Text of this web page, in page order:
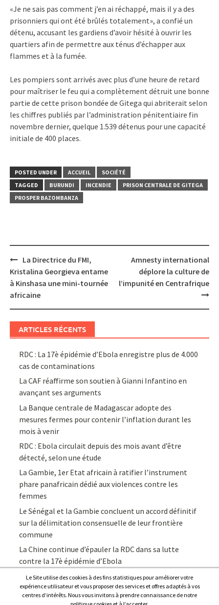
«Je ne sais pas comment j’en ai réchappé, mais il y a des
prisonniers qui ont été brûlés totalement», a confié un
détenu, accusant les gardiens d’avoir hésité à ouvrir les
quartiers afin de permettre aux ténus d’échapper aux
flammes et à la fumée.
Les pompiers sont arrivés avec plus d’une heure de retard
pour maîtriser le feu qui a complètement détruit une bonne
partie de cette prison bondée de Gitega qui abriterait selon
les chiffres publiés par l’administration pénitentiaire fin
novembre dernier, quelque 1.539 détenus pour une capacité
initiale de 400 places.
POSTED UNDER ACCUEIL
SOCIÉTÉ
TAGGED
BURUNDI INCENDIE
PRISON CENTRALE DE GITEGA
PROSPER BAZOMBANZA
Post
navigation
La Directrice du FMI,
Kristalina Georgieva entame
à Kinshasa une mini-tournée
africaine
Amnesty international
déplore la culture de
l’impunité en Centrafrique
ARTICLES RÉCENTS
RDC : La 17è épidémie d’Ebola enregistre plus de 4.000
cas de contaminations
La CAF réaffirme son soutien à Gianni Infantino en
avançant ses arguments
La Banque centrale de Madagascar adopte des
mesures fermes pour contenir l’inflation durant les
mois à venir
RDC : Ebola circulait depuis des mois avant d’être
détecté, selon une étude
La Gambie, 1er Etat africain à ratifier l’instrument
phare panafricain dédié aux violences contre les
femmes
Le Sénégal et la Gambie concluent un accord définitif
sur la délimitation consensuelle de leur frontière
commune
La Chine continue d’épauler la RDC dans sa lutte
contre la 17è épidémie d’Ebola
Le Site utilise des cookies à des fins statistiques pour améliorer votre
expérience utilisateur et vous proposer des services et offres adaptés à vos
centres d’intérêts. Nous vous invitons à prendre connaissance de notre